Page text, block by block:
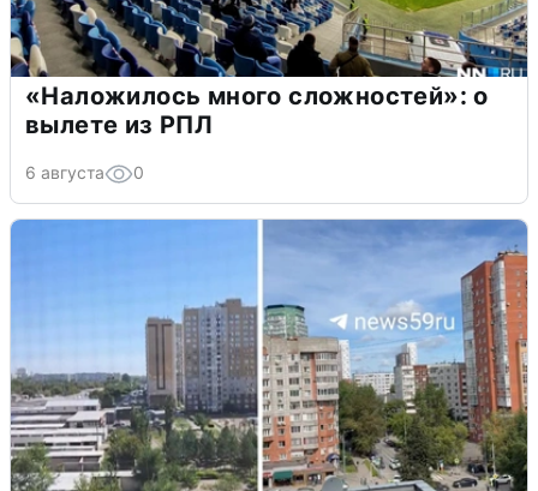
«Наложилось много сложностей»: о
вылете из РПЛ
6 августа 0